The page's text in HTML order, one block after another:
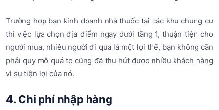
Trường hợp bạn kinh doanh nhà thuốc tại các khu chung cư
thì việc lựa chọn địa điểm ngay dưới tầng 1, thuận tiện cho
người mua, nhiều người đi qua là một lợi thế, bạn không cần
phải quy mô quá to cũng đã thu hút được nhiều khách hàng
vì sự tiện lợi của nó.
4. Chi phí nhập hàng